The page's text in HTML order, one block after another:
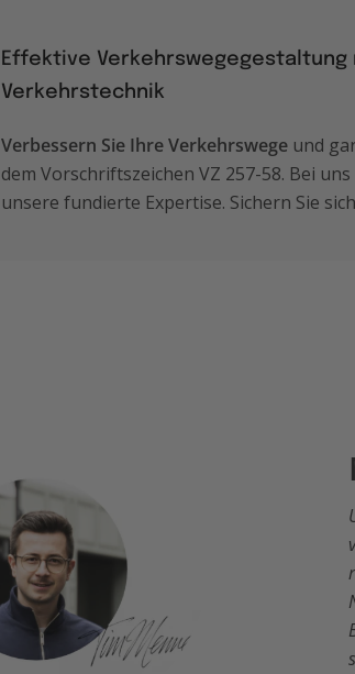
Effektive Verkehrswegegestaltung
Verkehrstechnik
Verbessern Sie Ihre Verkehrswege und
dem Vorschriftszeichen VZ 257-58. Bei
unsere fundierte Expertise. Sichern Sie